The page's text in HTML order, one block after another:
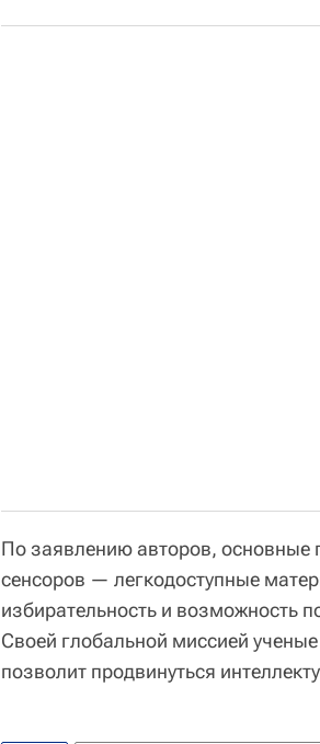
По заявлению авторов, основные
сенсоров — легкодоступные
избирательность и возможность
Своей глобальной миссией
позволит продвинуться